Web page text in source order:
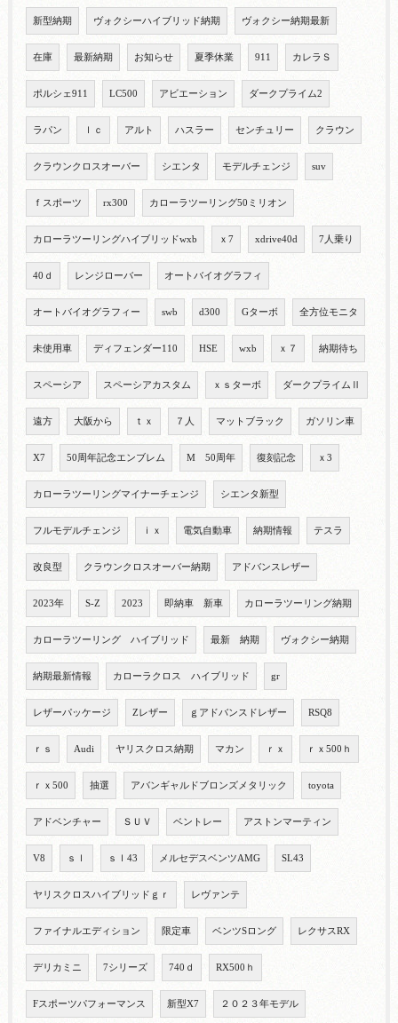
新型納期 ヴォクシーハイブリッド納期 ヴォクシー納期最新
在庫 最新納期 お知らせ 夏季休業 911 カレラＳ
ポルシェ911 LC500 アビエーション ダークプライム2
ラパン ｌｃ アルト ハスラー センチュリー クラウン
クラウンクロスオーバー シエンタ モデルチェンジ suv
ｆスポーツ rx300 カローラツーリング50ミリオン
カローラツーリングハイブリッドwxb ｘ7 xdrive40d 7人乗り
40ｄ レンジローバー オートバイオグラフィ
オートバイオグラフィー swb d300 Gターボ 全方位モニタ
未使用車 ディフェンダー110 HSE wxb ｘ７ 納期待ち
スペーシア スペーシアカスタム ｘｓターボ ダークプライムⅡ
遠方 大阪から ｔｘ ７人 マットブラック ガソリン車
X7 50周年記念エンブレム M 50周年 復刻記念 ｘ3
カローラツーリングマイナーチェンジ シエンタ新型
フルモデルチェンジ ｉｘ 電気自動車 納期情報 テスラ
改良型 クラウンクロスオーバー納期 アドバンスレザー
2023年 S-Z 2023 即納車 新車 カローラツーリング納期
カローラツーリング ハイブリッド 最新 納期 ヴォクシー納期
納期最新情報 カローラクロス ハイブリッド gr
レザーパッケージ Zレザー ｇアドバンスドレザー RSQ8
ｒｓ Audi ヤリスクロス納期 マカン ｒｘ ｒｘ500ｈ
ｒｘ500 抽選 アバンギャルドブロンズメタリック toyota
アドベンチャー ＳＵＶ ベントレー アストンマーティン
V8 ｓｌ ｓｌ43 メルセデスベンツAMG SL43
ヤリスクロスハイブリッドｇｒ レヴァンテ
ファイナルエディション 限定車 ベンツSロング レクサスRX
デリカミニ 7シリーズ 740ｄ RX500ｈ
Fスポーツパフォーマンス 新型X7 ２０２３年モデル